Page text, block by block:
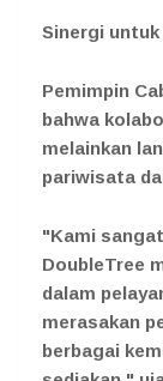
Sinergi
Pemimpin
bahwa
melainkan
pariwisata
"Kami
DoubleTree
dalam
merasakan
berbagai